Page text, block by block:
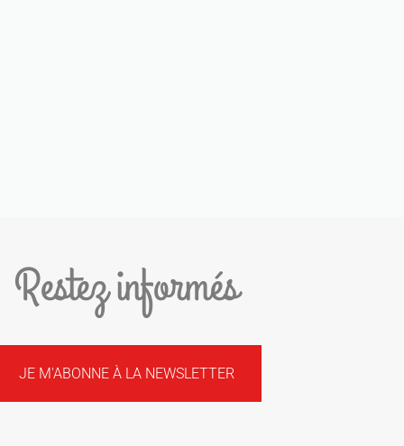
Restez informés
JE M'ABONNE À LA NEWSLETTER